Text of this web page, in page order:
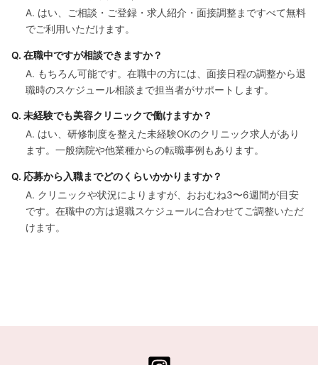
A. はい、ご相談・ご登録・求人紹介・面接調整まですべて無料
でご利用いただけます。
Q. 在職中ですが相談できますか？
A. もちろん可能です。在職中の方には、面接日程の調整から退
職時のスケジュール相談まで担当者がサポートします。
Q. 未経験でも美容クリニックで働けますか？
A. はい、研修制度を整えた未経験OKのクリニック求人があり
ます。一般病院や他業種からの転職事例もあります。
Q. 応募から入職までどのくらいかかりますか？
A. クリニックや状況によりますが、おおむね3〜6週間が目安
です。在職中の方は退職スケジュールに合わせてご調整いただ
けます。